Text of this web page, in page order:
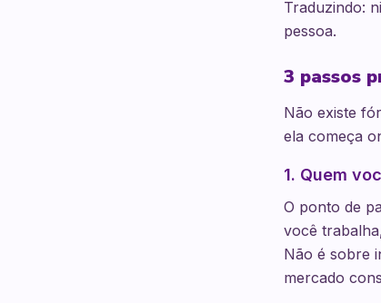
Traduzindo:
pessoa.
3 passos
Não existe
ela começa
1. Quem
O ponto de
você
Não é sobre
mercado